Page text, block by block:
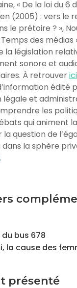
« De la loi du 6
(2005) : vers le
le prétoire ? »,
Temps des médias
la législation
sonore et
À retrouverici
édité
légale et
les
qui animent
la question de
la sphère
.
du bus 678
la cause des
présenté